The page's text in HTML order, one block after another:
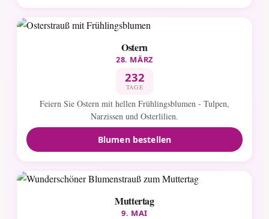
Ostern
28. MÄRZ
232
TAGE
Feiern Sie Ostern mit hellen Frühlingsblumen - Tulpen,
Narzissen und Osterlilien.
Blumen bestellen
Muttertag
9. MAI